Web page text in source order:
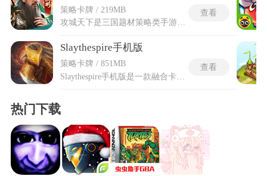
策略卡牌 / 219MB
查看
Slaythespire手机版
策略卡牌 / 851MB
查看
热门下载